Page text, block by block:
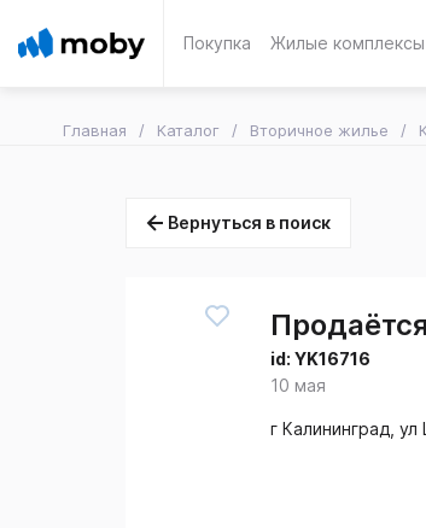
Покупка Жилые комплексы
Главная Каталог Вторичное жилье
Вернуться в поиск
id: YK16716
10 мая
г Калининград,